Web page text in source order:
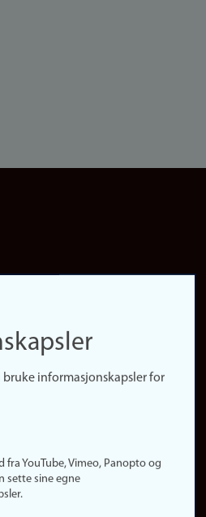
informasjonskapsler for
fra YouTube, Vimeo, Panopto og
sette sine egne